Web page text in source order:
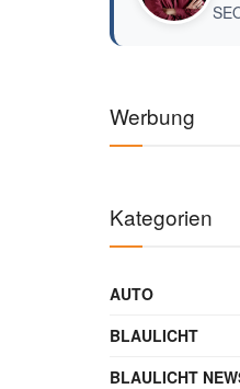
Werbung
Kategorien
AUTO
BLAULICHT
BLAULICHT